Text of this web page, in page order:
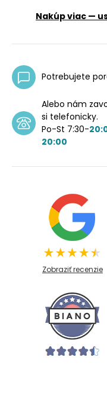
Nakúp viac —
Potrebujete
Alebo nám
si telefonicky.
Po-St 7:30-
20:00
Zobraziť recenzie